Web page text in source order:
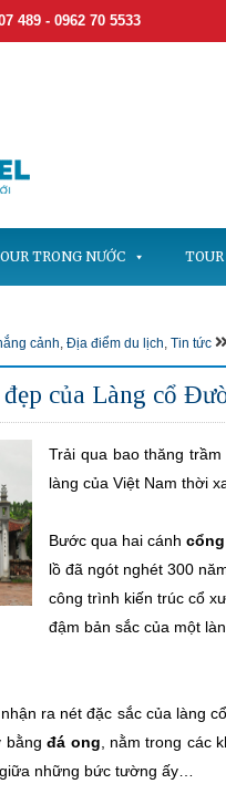
489 - 0962 70 5533
TRONG NƯỚC
cảnh, Địa điểm du lịch, Tin tức
của Làng cổ
Trải qua bao thăng trầm
làng của Việt Nam thời
Bước qua hai cánh
lồ đã ngót nghét 300
công trình kiến trúc cổ
đậm bản sắc của một
ra nét đặc sắc của làng
bằngđá ong , nằm trong các
những bức tường ấy…